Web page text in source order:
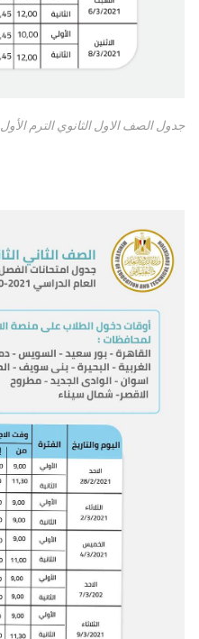
جدول الصف الاول الثانوي الترم الأول 2021 بعد تقسيم محافظات الاسكندرية